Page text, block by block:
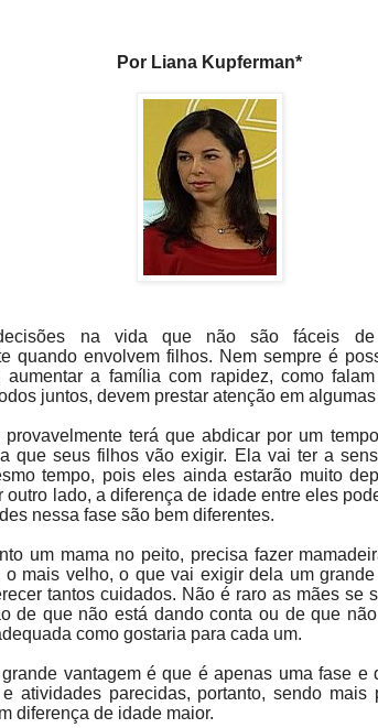
Por Liana Kupferman*
na vida que não são fáceis de
quando envolvem filhos. Nem sempre é
aumentar a família com rapidez, como falam
juntos, devem prestar atenção em
provavelmente terá que abdicar por um
que seus filhos vão exigir. Ela vai ter a
tempo, pois eles ainda estarão muito
outro lado, a diferença de idade entre eles
nessa fase são bem diferentes.
um mama no peito, precisa fazer
o mais velho, o que vai exigir dela um
tantos cuidados. Não é raro as mães se
de que não está dando conta ou de que
como gostaria para cada um.
vantagem é que é apenas uma fase e
atividades parecidas, portanto, sendo mais
diferença de idade maior.